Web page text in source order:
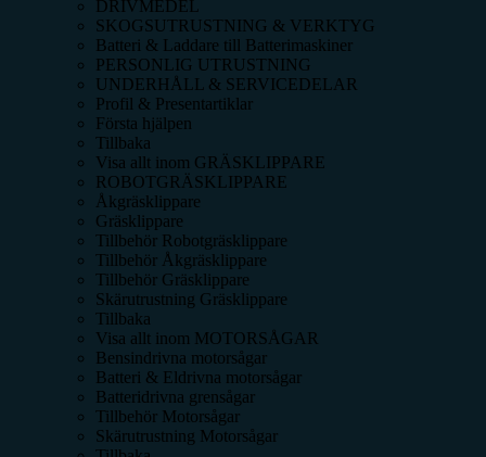
DRIVMEDEL
SKOGSUTRUSTNING & VERKTYG
Batteri & Laddare till Batterimaskiner
PERSONLIG UTRUSTNING
UNDERHÅLL & SERVICEDELAR
Profil & Presentartiklar
Första hjälpen
Tillbaka
Visa allt inom GRÄSKLIPPARE
ROBOTGRÄSKLIPPARE
Åkgräsklippare
Gräsklippare
Tillbehör Robotgräsklippare
Tillbehör Åkgräsklippare
Tillbehör Gräsklippare
Skärutrustning Gräsklippare
Tillbaka
Visa allt inom MOTORSÅGAR
Bensindrivna motorsågar
Batteri & Eldrivna motorsågar
Batteridrivna grensågar
Tillbehör Motorsågar
Skärutrustning Motorsågar